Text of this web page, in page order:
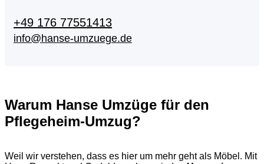
+49 176 77551413
info@hanse-umzuege.de
Warum Hanse Umzüge für den
Pflegeheim-Umzug?
Weil wir verstehen, dass es hier um mehr geht als Möbel. Mit